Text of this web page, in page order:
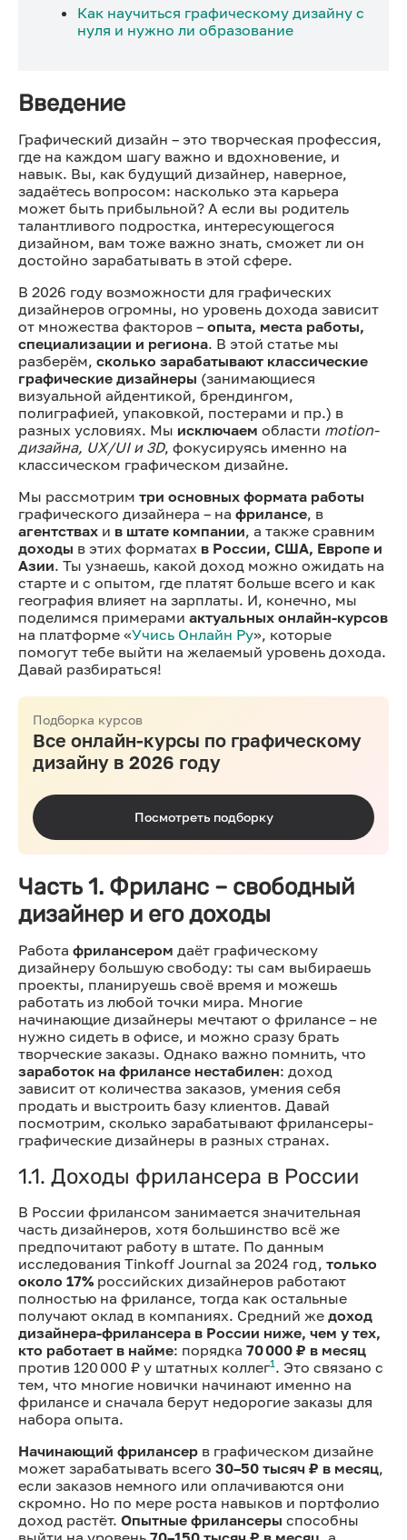
Как научиться графическому дизайну с
нуля и нужно ли образование
Введение
Графический дизайн – это творческая профессия,
где на каждом шагу важно и вдохновение, и
навык. Вы, как будущий дизайнер, наверное,
задаётесь вопросом: насколько эта карьера
может быть прибыльной? А если вы родитель
талантливого подростка, интересующегося
дизайном, вам тоже важно знать, сможет ли он
достойно зарабатывать в этой сфере.
В 2026 году возможности для графических
дизайнеров огромны, но уровень дохода зависит
от множества факторов – опыта, места работы,
специализации и региона. В этой статье мы
разберём, сколько зарабатывают классические
графические дизайнеры (занимающиеся
визуальной айдентикой, брендингом,
полиграфией, упаковкой, постерами и пр.) в
разных условиях. Мы исключаем области motion-
дизайна, UX/UI и 3D, фокусируясь именно на
классическом графическом дизайне.
Мы рассмотрим три основных формата работы
графического дизайнера – на фрилансе, в
агентствах и в штате компании, а также сравним
доходы в этих форматах в России, США, Европе и
Азии. Ты узнаешь, какой доход можно ожидать на
старте и с опытом, где платят больше всего и как
география влияет на зарплаты. И, конечно, мы
поделимся примерами актуальных онлайн-курсов
на платформе «Учись Онлайн Ру», которые
помогут тебе выйти на желаемый уровень дохода.
Давай разбираться!
Подборка курсов
Все онлайн-курсы по графическому
дизайну в 2026 году
Посмотреть подборку
Часть 1. Фриланс – свободный
дизайнер и его доходы
Работа фрилансером даёт графическому
дизайнеру большую свободу: ты сам выбираешь
проекты, планируешь своё время и можешь
работать из любой точки мира. Многие
начинающие дизайнеры мечтают о фрилансе – не
нужно сидеть в офисе, и можно сразу брать
творческие заказы. Однако важно помнить, что
заработок на фрилансе нестабилен: доход
зависит от количества заказов, умения себя
продать и выстроить базу клиентов. Давай
посмотрим, сколько зарабатывают фрилансеры-
графические дизайнеры в разных странах.
1.1. Доходы фрилансера в России
В России фрилансом занимается значительная
часть дизайнеров, хотя большинство всё же
предпочитают работу в штате. По данным
исследования Tinkoff Journal за 2024 год, только
около 17% российских дизайнеров работают
полностью на фрилансе, тогда как остальные
получают оклад в компаниях. Средний же доход
дизайнера-фрилансера в России ниже, чем у тех,
кто работает в найме: порядка 70 000 ₽ в месяц
против 120 000 ₽ у штатных коллег1 . Это связано с
тем, что многие новички начинают именно на
фрилансе и сначала берут недорогие заказы для
набора опыта.
Начинающий фрилансер в графическом дизайне
может зарабатывать всего 30–50 тысяч ₽ в месяц,
если заказов немного или оплачиваются они
скромно. Но по мере роста навыков и портфолио
доход растёт. Опытные фрилансеры способны